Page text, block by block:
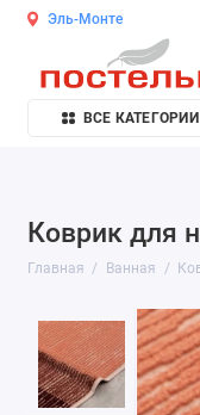
Эль-Монте
ВСЕ КАТЕГОРИИ
Коврик для
Главная Ванная